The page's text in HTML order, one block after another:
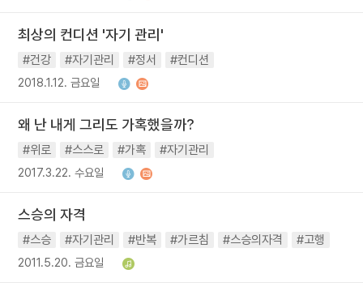
최상의 컨디션 '자기 관리'
#건강 #자기관리 #정서 #컨디션
2018.1.12. 금요일
왜 난 내게 그리도 가혹했을까?
#위로 #스스로 #가혹 #자기관리
2017.3.22. 수요일
스승의 자격
#스승 #자기관리 #반복 #가르침 #스승의자격 #고행
2011.5.20. 금요일